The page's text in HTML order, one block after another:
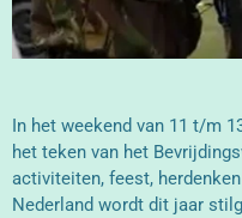
In het weekend van 11 t/m
het teken van het
activiteiten, feest,
Nederland wordt dit jaar